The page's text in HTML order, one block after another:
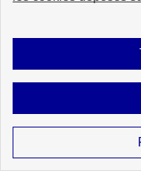
Plan du site Accessibilité :